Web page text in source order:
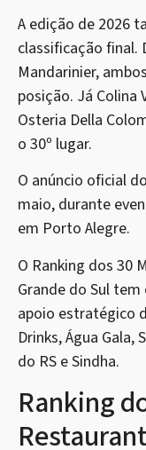
A edição de 2026
classificação final.
Mandarinier,
posição. Já Colina
Osteria Della
o 30º lugar.
O anúncio oficial
maio, durante
em Porto Alegre.
O Ranking dos 30
Grande do Sul
apoio estratégico
Drinks, Água
do RS e Sindha.
Ranking